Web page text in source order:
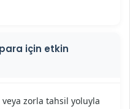
için etkin
veya zorla tahsil yoluyla